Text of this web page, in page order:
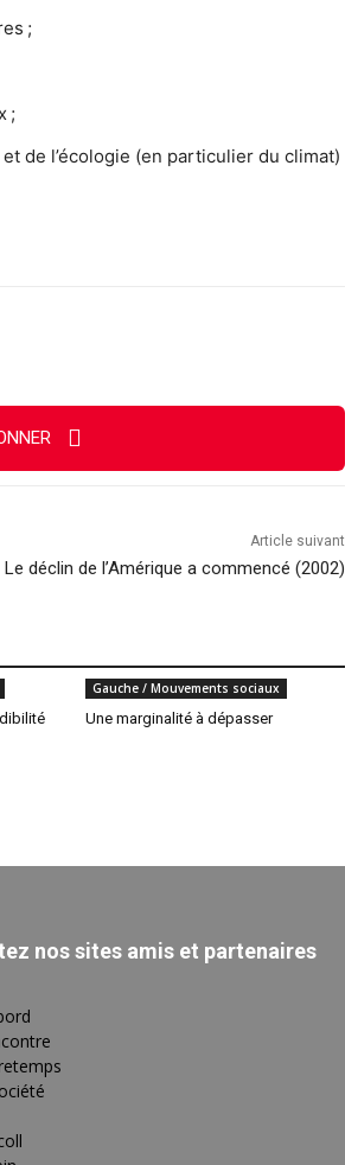
;
;
de l’écologie (en particulier du climat)
Article suivant
Le déclin de l’Amérique a commencé (2002)
Gauche / Mouvements sociaux
Une marginalité à dépasser
nos sites amis et partenaires